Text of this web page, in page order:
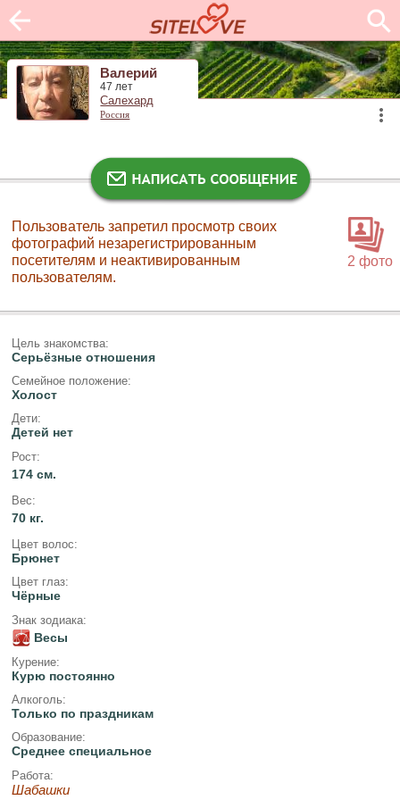
Валерий
47 лет
Салехард
Россия
2 фото
Пользователь запретил просмотр своих
фотографий незарегистрированным
посетителям и неактивированным
пользователям.
Цель знакомства:
Серьёзные отношения
Семейное положение:
Холост
Дети:
Детей нет
Рост:
174 см.
Вес:
70 кг.
Цвет волос:
Брюнет
Цвет глаз:
Чёрные
Знак зодиака:
Весы
Курение:
Курю постоянно
Алкоголь:
Только по праздникам
Образование:
Среднее специальное
Работа:
Шабашки